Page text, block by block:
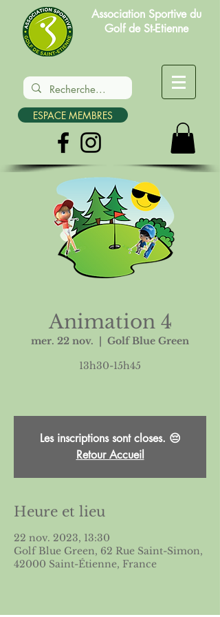
Association Sportive du
Golf de St-Etienne
ESPACE MEMBRES
Animation 4
mer. 22 nov.
Golf Blue Green
13h30-15h45
Les inscriptions sont closes. 😔
Retour Accueil
Heure et lieu
22 nov. 2023, 13:30
Golf Blue Green, 62 Rue Saint-Simon,
42000 Saint-Étienne, France